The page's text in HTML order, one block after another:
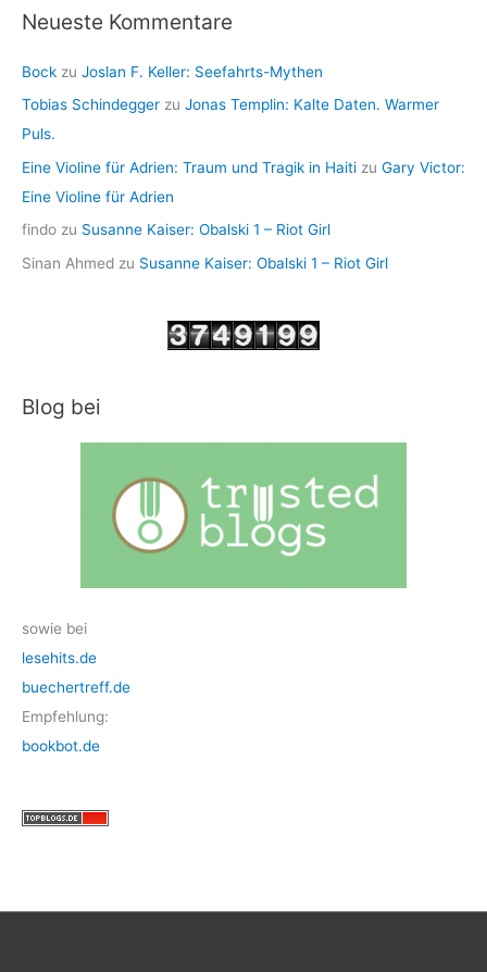
Neueste Kommentare
Bock zu Joslan F. Keller: Seefahrts-Mythen
Tobias Schindegger zu Jonas Templin: Kalte Daten. Warmer
Puls.
Eine Violine für Adrien: Traum und Tragik in Haiti zu Gary Victor:
Eine Violine für Adrien
findo zu Susanne Kaiser: Obalski 1 – Riot Girl
Sinan Ahmed zu Susanne Kaiser: Obalski 1 – Riot Girl
Blog bei
sowie bei
lesehits.de
buechertreff.de
Empfehlung:
bookbot.de